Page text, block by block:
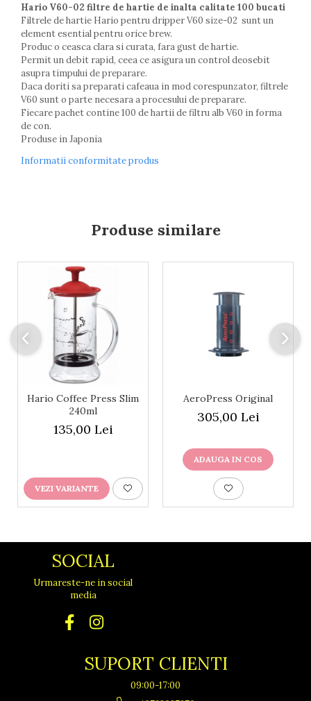
Hario V60-02 filtre de hartie de inalta calitate 100 bucati
Filtrele de hartie Hario pentru dripper V60 size-02 sunt un
element esential pentru orice brew.
Produc o ceasca clara si curata, fara gust de hartie.
Permit un debit rapid, ceea ce asigura un control deosebit
asupra timpului de preparare.
Daca doriti sa preparati cafeaua in mod corespunzator, filtrele
V60 sunt o parte necesara a procesului de preparare.
Fiecare pachet contine 100 de hartii de filtru alb V60 in forma
de con.
Produse in Japonia
Informatii conformitate produs
Produse similare
Hario Coffee Press Slim
240ml
135,00 Lei
VEZI VARIANTE
AeroPress Original
305,00 Lei
ADAUGA IN COS
SOCIAL
Urmareste-ne in social
media
SUPORT CLIENTI
09:00-17:00